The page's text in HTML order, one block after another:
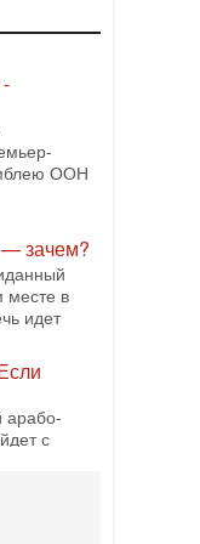
ООН
— зачем?
месте в
идет
арабо-
с